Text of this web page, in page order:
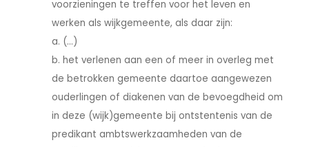
voorzieningen te treffen voor het leven en
werken als wijkgemeente, als daar zijn:
a. (...)
b. het verlenen aan een of meer in overleg met
de betrokken gemeente daartoe aangewezen
ouderlingen of diakenen van de bevoegdheid om
in deze (wijk)gemeente bij ontstentenis van de
predikant ambtswerkzaamheden van de